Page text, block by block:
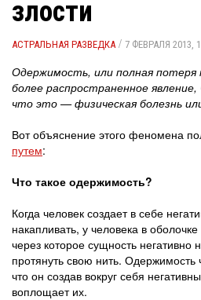
злости
АСТРАЛЬНАЯ РАЗВЕДКА / 7 ФЕВРАЛЯ 2013,
Одержимость, или полная
более распространенное
что это — физическая болезнь
Вот объяснение этого феномена
путем:
Что такое одержимость?
Когда человек создает в себе
накапливать, у человека в
через которое сущность негативно
протянуть свою нить. Одержимость
что он создав вокруг себя
воплощает их.